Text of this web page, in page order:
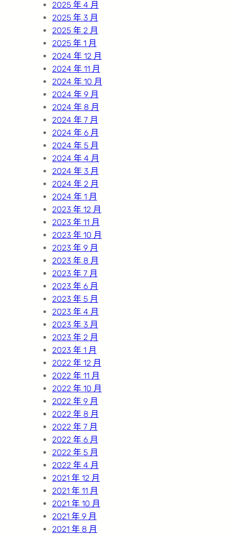
2025 年 4 月
2025 年 3 月
2025 年 2 月
2025 年 1 月
2024 年 12 月
2024 年 11 月
2024 年 10 月
2024 年 9 月
2024 年 8 月
2024 年 7 月
2024 年 6 月
2024 年 5 月
2024 年 4 月
2024 年 3 月
2024 年 2 月
2024 年 1 月
2023 年 12 月
2023 年 11 月
2023 年 10 月
2023 年 9 月
2023 年 8 月
2023 年 7 月
2023 年 6 月
2023 年 5 月
2023 年 4 月
2023 年 3 月
2023 年 2 月
2023 年 1 月
2022 年 12 月
2022 年 11 月
2022 年 10 月
2022 年 9 月
2022 年 8 月
2022 年 7 月
2022 年 6 月
2022 年 5 月
2022 年 4 月
2021 年 12 月
2021 年 11 月
2021 年 10 月
2021 年 9 月
2021 年 8 月